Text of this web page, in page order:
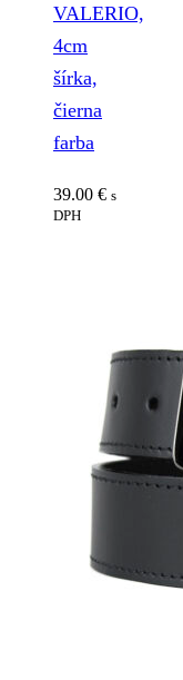
VALERIO,
4cm
šírka,
čierna
farba
39.00 € s
DPH